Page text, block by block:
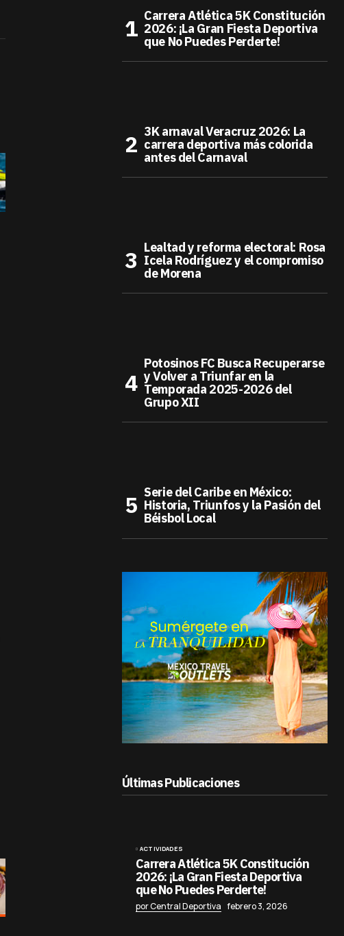
Carrera Atlética 5K Constitución
2026: ¡La Gran Fiesta Deportiva
que No Puedes Perderte!
3K arnaval Veracruz 2026: La
carrera deportiva más colorida
antes del Carnaval
Lealtad y reforma electoral: Rosa
Icela Rodríguez y el compromiso
de Morena
Potosinos FC Busca Recuperarse
y Volver a Triunfar en la
Temporada 2025-2026 del
Grupo XII
Serie del Caribe en México:
Historia, Triunfos y la Pasión del
Béisbol Local
Últimas Publicaciones
ACTIVIDADES
Carrera Atlética 5K Constitución
2026: ¡La Gran Fiesta Deportiva
que No Puedes Perderte!
por Central Deportiva febrero 3, 2026